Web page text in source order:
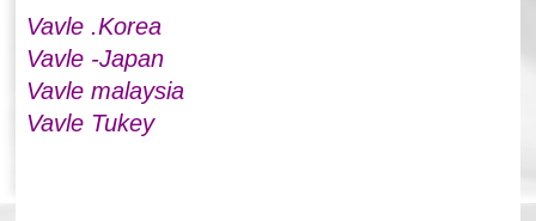
Vavle .Korea
Vavle -Japan
Vavle malaysia
Vavle Tukey